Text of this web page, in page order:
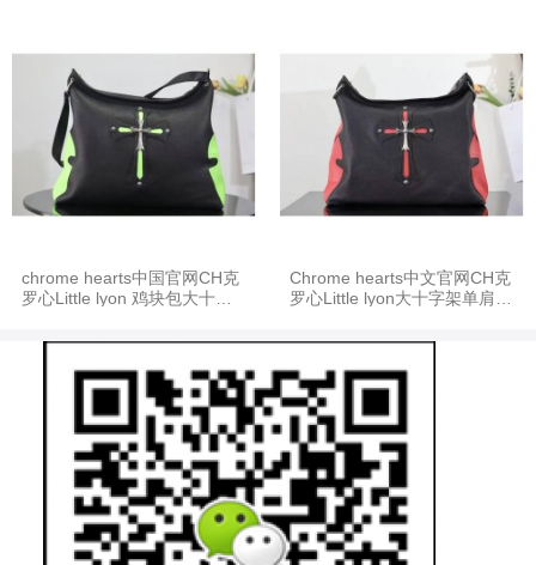
chrome hearts中国官网CH克
罗心Little lyon 鸡块包大十字
Chrome hearts中文官网CH克
罗心Little lyon大十字架单肩斜